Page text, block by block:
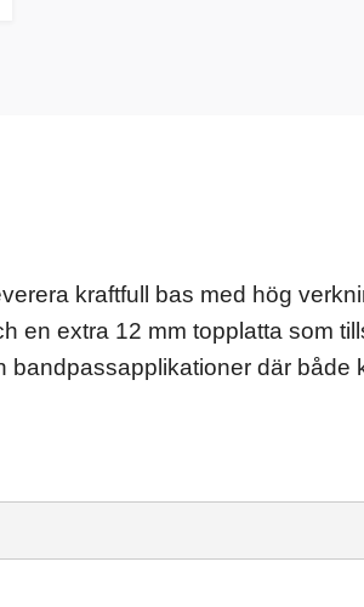
kraftfull bas med hög
en extra 12 mm topplatta som
där både